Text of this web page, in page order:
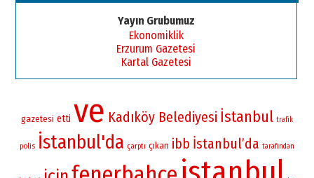
Yayın Grubumuz
Ekonomiklik
Erzurum Gazetesi
Kartal Gazetesi
gazetesi etti ve Kadıköy Belediyesi İstanbul trafik
polis İstanbul'da çarptı çıkan ibb İstanbul’da tarafından